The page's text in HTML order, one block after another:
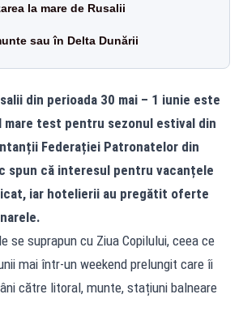
la mare de Rusalii
sau în Delta Dunării
din perioada 30 mai – 1 iunie este
mare test pentru sezonul estival din
Federației Patronatelor din
spun că interesul pentru vacanțele
iar hotelierii au pregătit oferte
se suprapun cu Ziua Copilului, ceea ce
mai într-un weekend prelungit care îi
către litoral, munte, stațiuni balneare